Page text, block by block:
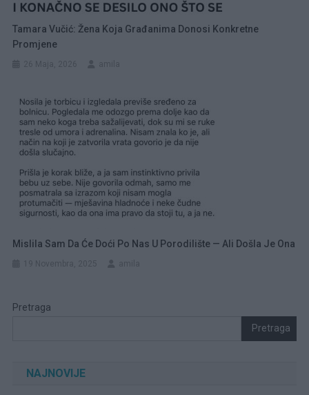
Tamara Vučić: Žena Koja Građanima Donosi Konkretne
Promjene
Mislila Sam Da Će Doći Po Nas U Porodilište — Ali Došla Je Ona
Pretraga
Pretraga
NAJNOVIJE